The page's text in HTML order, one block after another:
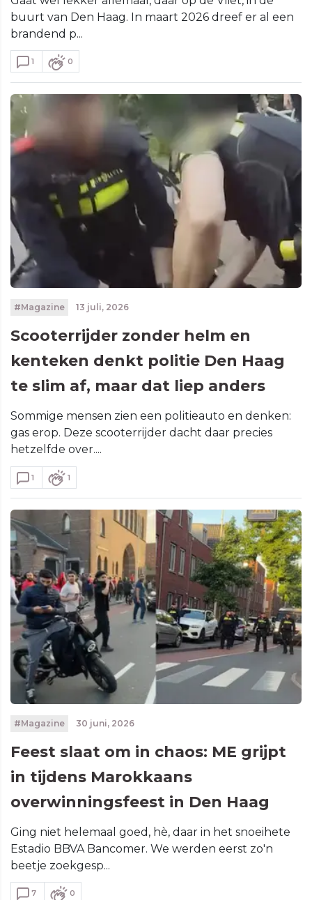
buurt van Den Haag. In maart 2026 dreef er al een
brandend p...
1 0
#Magazine 13 juli, 2026
Scooterrijder zonder helm en
kenteken denkt politie Den Haag
te slim af, maar dat liep anders
Sommige mensen zien een politieauto en denken:
gas erop. Deze scooterrijder dacht daar precies
hetzelfde over....
1 1
#Magazine 30 juni, 2026
Feest slaat om in chaos: ME grijpt
in tijdens Marokkaans
overwinningsfeest in Den Haag
Ging niet helemaal goed, hè, daar in het snoeihete
Estadio BBVA Bancomer. We werden eerst zo'n
beetje zoekgesp...
7 0